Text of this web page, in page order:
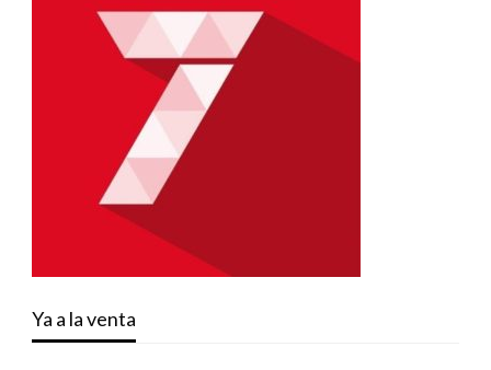
Ya a la venta